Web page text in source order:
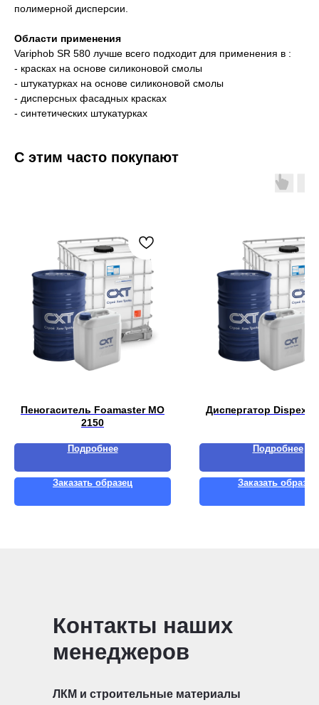
полимерной дисперсии.
Области применения
Variphob SR 580 лучше всего подходит для применения в :
- красках на основе силиконовой смолы
- штукатурках на основе силиконовой смолы
- дисперсных фасадных красках
- синтетических штукатурках
С этим часто покупают
Пеногаситель Foamaster MO
2150
Подробнее
Заказать образец
Диспергатор Dispex
Подробнее
Заказать образец
Контакты наших
менеджеров
ЛКМ и строительные материалы